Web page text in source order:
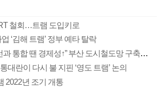
철회…트램 도입키로
‘김해 트램’ 정부 예타 탈락
“영도선, C-BAY선과 통합 땐 경제성↑” 부산 도시철도망 구축계획 반영 청신호
대란이 다시 불 지핀 ‘영도 트램’ 논의
2022년 조기 개통